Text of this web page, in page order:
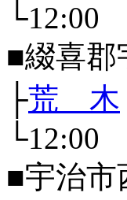
■綴喜郡
├荒 木
■宇治市